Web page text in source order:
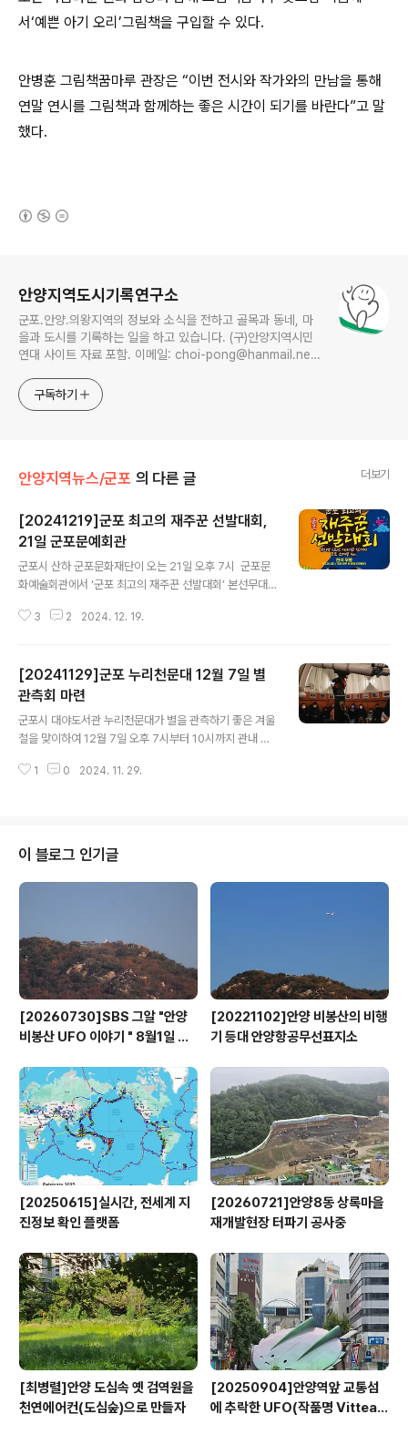
서‘예쁜 아기 오리 ’그림책을 구입할 수 있다.
안병훈 그림책꿈마루 관장은 “이번 전시와 작가와의 만남을 통해
연말 연시를 그림책과 함께하는 좋은 시간이 되기를 바란다”고 말
했다.
안양지역도시기록연구소
군포.안양.의왕지역의 정보와 소식을 전하고 골목과 동네, 마
을과 도시를 기록하는 일을 하고 있습니다. (구)안양지역시민
연대 사이트 자료 포함. 이메일: choi-pong@hanmail.net
구독하기
안양지역뉴스/군포 의 다른 글 더보기
[20241219]군포 최고의 재주꾼 선발대회,
21일 군포문예회관
군포시 산하 군포문화재단이 오는 21일 오후 7시 군포문
화예술회관에서 ‘군포 최고의 재주꾼 선발대회’ 본선무대
은 끼와 재능을 발굴하고 양성하기 위해 재단이 마련한 시
보인다. 특히 이번 본선 무대에는 초대 가수로 변진섭·류지
광씨가 출연한다. 대한민국 대표 발라드 가수 변진섭의 감
미로운 무대와 트로트계의 아이돌 류지광의 열정적인 공연
을 무료로 감상할 수 있다. 전형주 군포문화재단 대표이사
는 “‘군포 최고의 재주꾼 선발대회’ 본선무대는 군포시민들
이 직접 주인공이 돼 장기자랑을 펼치는 장으로 매우 의미
3 2 2024. 12. 19.
[20241129]군포 누리천문대 12월 7일 별
관측회 마련
군포시 대야도서관 누리천문대가 별을 관측하기 좋은 겨울
철을 맞이하여 12월 7일 오후 7시부터 10시까지 관내 초
24년 누리천문대 별밤가족여행 특별관측회’는 4계절 대표
체험 프로그램으로 열린다. 송원용 도서관장은 “우리 군포
시민들이 가족과 함께 별을 보고 우주를 이야기 할 수 있는
좋은 기회를 마련하였으니, 천문학에 관심이 있는 시민들
집할 계획이며, 참여를 원하는 분은 1..
1 0 2024. 11. 29.
이 블로그 인기글
[20260730]SBS 그알 "안양
비봉산 UFO 이야기 " 8월1일 방
[20221102]안양 비봉산의 비행
기 등대 안양항공무선표지소
[20250615]실시간, 전세계 지
진정보 확인 플랫폼
[20260721]안양8동 상록마을
재개발현장 터파기 공사중
[최병렬]안양 도심속 옛 검역원을
천연에어컨(도심숲)으로 만들자
[20250904]안양역앞 교통섬
에 추락한 UFO(작품명 Vitteau